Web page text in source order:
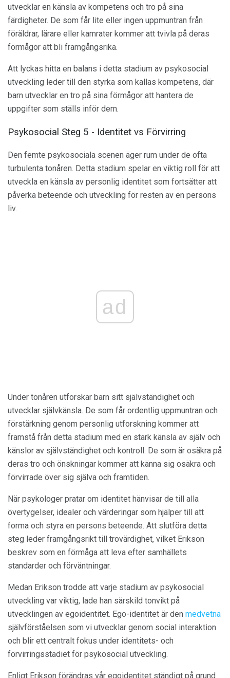
utvecklar en känsla av kompetens och tro på sina
färdigheter. De som får lite eller ingen uppmuntran från
föräldrar, lärare eller kamrater kommer att tvivla på deras
förmågor att bli framgångsrika.
Att lyckas hitta en balans i detta stadium av psykosocial
utveckling leder till den styrka som kallas kompetens, där
barn utvecklar en tro på sina förmågor att hantera de
uppgifter som ställs inför dem.
Psykosocial Steg 5 - Identitet vs Förvirring
Den femte psykosociala scenen äger rum under de ofta
turbulenta tonåren. Detta stadium spelar en viktig roll för att
utveckla en känsla av personlig identitet som fortsätter att
påverka beteende och utveckling för resten av en persons
liv.
ad
Under tonåren utforskar barn sitt självständighet och
utvecklar självkänsla. De som får ordentlig uppmuntran och
förstärkning genom personlig utforskning kommer att
framstå från detta stadium med en stark känsla av själv och
känslor av självständighet och kontroll. De som är osäkra på
deras tro och önskningar kommer att känna sig osäkra och
förvirrade över sig själva och framtiden.
När psykologer pratar om identitet hänvisar de till alla
övertygelser, idealer och värderingar som hjälper till att
forma och styra en persons beteende. Att slutföra detta
steg leder framgångsrikt till trovärdighet, vilket Erikson
beskrev som en förmåga att leva efter samhällets
standarder och förväntningar.
Medan Erikson trodde att varje stadium av psykosocial
utveckling var viktig, lade han särskild tonvikt på
utvecklingen av egoidentitet. Ego-identitet är den medvetna
självförståelsen som vi utvecklar genom social interaktion
och blir ett centralt fokus under identitets- och
förvirringsstadiet för psykosocial utveckling.
Enligt Erikson förändras vår egoidentitet ständigt på grund